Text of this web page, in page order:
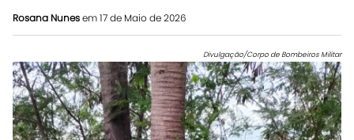
Rosana Nunesem 17 de Maio de 2026
Divulgação/Corpo de Bombeiros Militar